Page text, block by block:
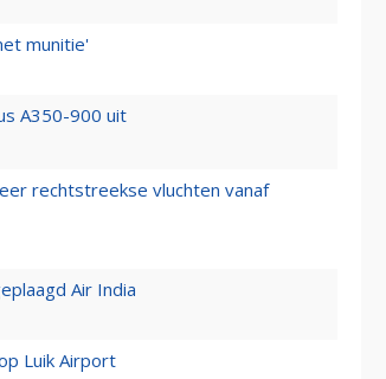
munitie'
A350-900 uit
rechtstreekse vluchten vanaf
Air India
Luik Airport